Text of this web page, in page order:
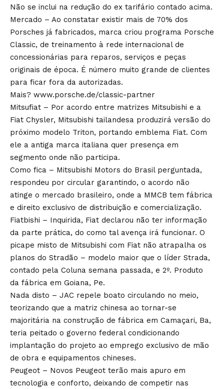
Não se inclui na redução do ex tarifário contado acima.
Mercado – Ao constatar existir mais de 70% dos
Porsches já fabricados, marca criou programa Porsche
Classic, de treinamento à rede internacional de
concessionárias para reparos, serviços e peças
originais de época. É número muito grande de clientes
para ficar fora da autorizadas.
Mais? www.porsche.de/classic-partner
Mitsufiat – Por acordo entre matrizes Mitsubishi e a
Fiat Chysler, Mitsubishi tailandesa produzirá versão do
próximo modelo Triton, portando emblema Fiat. Com
ele a antiga marca italiana quer presença em
segmento onde não participa.
Como fica – Mitsubishi Motors do Brasil perguntada,
respondeu por circular garantindo, o acordo não
atinge o mercado brasileiro, onde a MMCB tem fábrica
e direito exclusivo de distribuição e comercialização.
Fiatbishi – Inquirida, Fiat declarou não ter informação
da parte prática, do como tal avença irá funcionar. O
picape misto de Mitsubishi com Fiat não atrapalha os
planos do Stradão – modelo maior que o líder Strada,
contado pela Coluna semana passada, e 2º. Produto
da fábrica em Goiana, Pe.
Nada disto – JAC repele boato circulando no meio,
teorizando que a matriz chinesa ao tornar-se
majoritária na construção de fábrica em Camaçari, Ba,
teria peitado o governo federal condicionando
implantação do projeto ao emprego exclusivo de mão
de obra e equipamentos chineses.
Peugeot – Novos Peugeot terão mais apuro em
tecnologia e conforto, deixando de competir nas